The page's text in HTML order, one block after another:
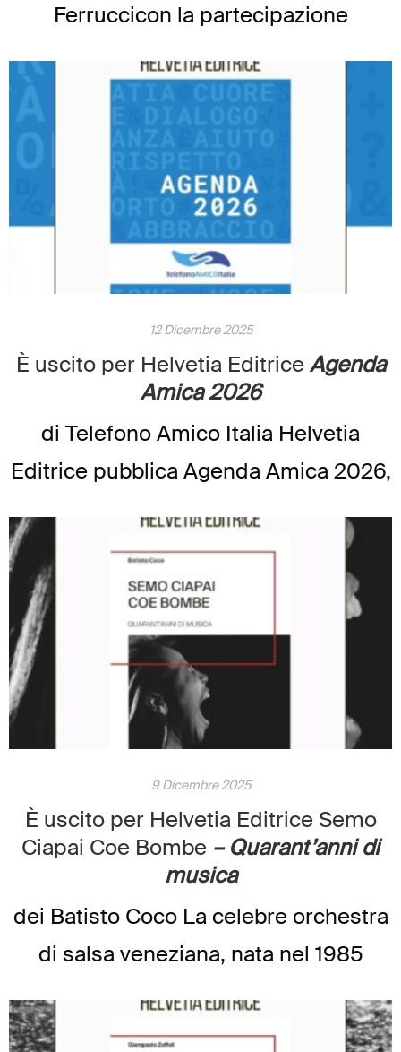
Ferruccicon la partecipazione
giunti al settimo anno di atelier
online e l’entusiasmo, nostro e dei
partecipanti, non accenna a diminuire.
Un percorso che negli anni ha saputo
[…]
12 Dicembre 2025
È uscito per Helvetia EditriceAgenda
Amica 2026
di Telefono Amico Italia Helvetia
Editrice pubblica Agenda Amica 2026,
Italia (www.telefonoamico.it) pensato
per accompagnare l’intero anno con
parole che illuminano anche i giorni
più difficili. È […]
9 Dicembre 2025
È uscito per Helvetia Editrice Semo
Ciapai Coe Bombe – Quarant’anni di
musica
dei Batisto Coco La celebre orchestra
di salsa veneziana, nata nel 1985
jazzisti e percussionisti della scuola di